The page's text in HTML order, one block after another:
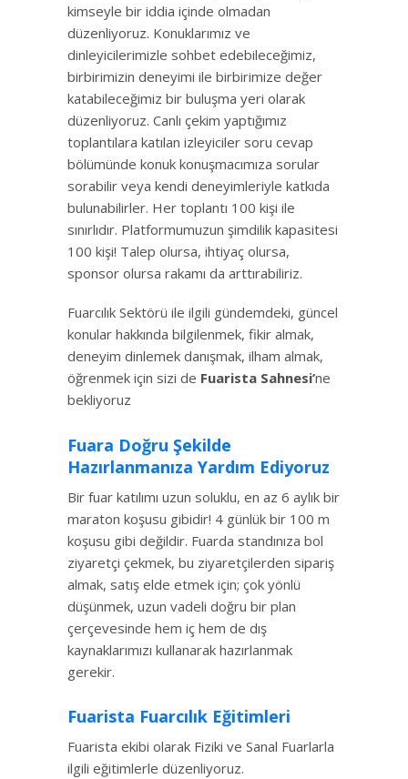
kimseyle bir iddia içinde olmadan
düzenliyoruz. Konuklarımız ve
dinleyicilerimizle sohbet edebileceğimiz,
birbirimizin deneyimi ile birbirimize değer
katabileceğimiz bir buluşma yeri olarak
düzenliyoruz. Canlı çekim yaptığımız
toplantılara katılan izleyiciler soru cevap
bölümünde konuk konuşmacımıza sorular
sorabilir veya kendi deneyimleriyle katkıda
bulunabilirler. Her toplantı 100 kişi ile
sınırlıdır. Platformumuzun şimdilik kapasitesi
100 kişi! Talep olursa, ihtiyaç olursa,
sponsor olursa rakamı da arttırabiliriz.
Fuarcılık Sektörü ile ilgili gündemdeki, güncel
konular hakkında bilgilenmek, fikir almak,
deneyim dinlemek danışmak, ilham almak,
öğrenmek için sizi de Fuarista Sahnesi’ne
bekliyoruz
Fuara Doğru Şekilde
Hazırlanmanıza Yardım Ediyoruz
Bir fuar katılımı uzun soluklu, en az 6 aylık bir
maraton koşusu gibidir! 4 günlük bir 100 m
koşusu gibi değildir. Fuarda standınıza bol
ziyaretçi çekmek, bu ziyaretçilerden sipariş
almak, satış elde etmek için; çok yönlü
düşünmek, uzun vadeli doğru bir plan
çerçevesinde hem iç hem de dış
kaynaklarımızı kullanarak hazırlanmak
gerekir.
Fuarista Fuarcılık Eğitimleri
Fuarista ekibi olarak Fiziki ve Sanal Fuarlarla
ilgili eğitimlerle düzenliyoruz.